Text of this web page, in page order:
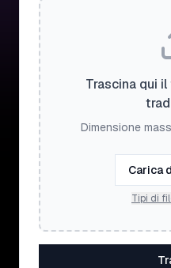
Trascina qui
Dimensione
Carica
Tipi di